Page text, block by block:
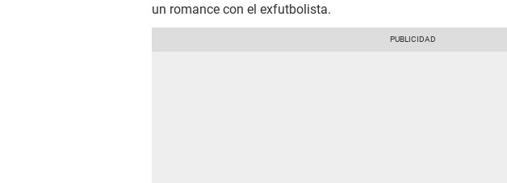
un romance con el exfutbolista.